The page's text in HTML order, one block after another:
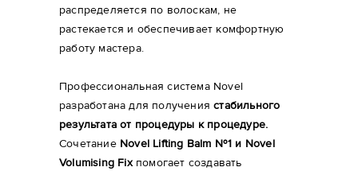
распределяется по волоскам, не
растекается и обеспечивает комфортную
работу мастера.
Профессиональная система Novel
разработана для получениястабильного
результата от процедуры к процедуре.
Сочетание Novel Lifting Balm №1 и Novel
Volumising Fix помогает создавать